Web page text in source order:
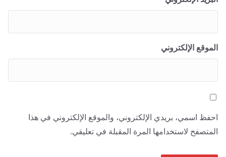
الموقع الإلكتروني
احفظ اسمي، بريدي الإلكتروني، والموقع الإلكتروني في هذا
المتصفح لاستخدامها المرة المقبلة في تعليقي.